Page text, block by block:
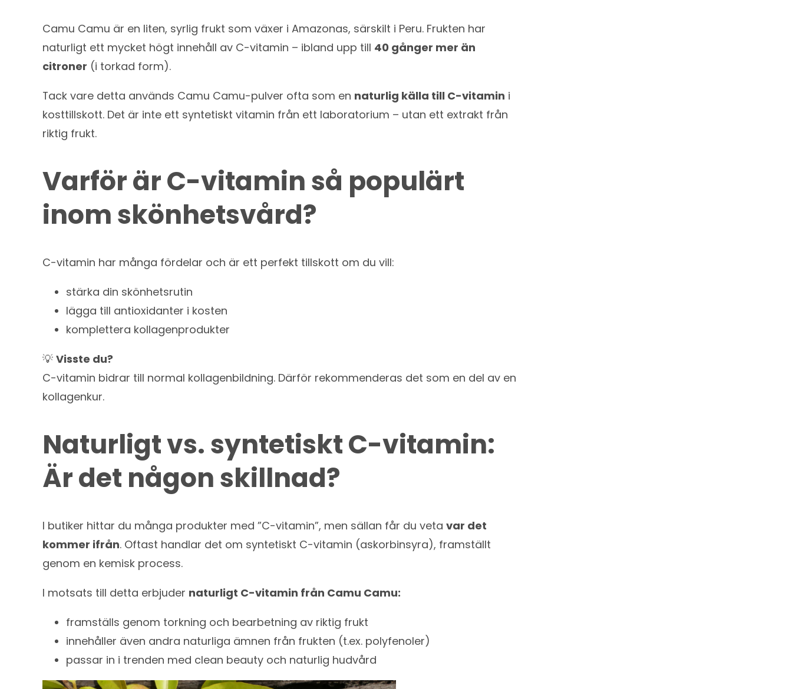
Camu Camu är en liten, syrlig frukt som växer i Amazonas, särskilt i Peru. Frukten har
naturligt ett mycket högt innehåll av C-vitamin – ibland upp till 40 gånger mer än
citroner (i torkad form).
Tack vare detta används Camu Camu-pulver ofta som en naturlig källa till C-vitamin i
kosttillskott. Det är inte ett syntetiskt vitamin från ett laboratorium – utan ett extrakt från
riktig frukt.
Varför är C-vitamin så populärt
inom skönhetsvård?
C-vitamin har många fördelar och är ett perfekt tillskott om du vill:
stärka din skönhetsrutin
lägga till antioxidanter i kosten
komplettera kollagenprodukter
💡Visste du?
C-vitamin bidrar till normal kollagenbildning. Därför rekommenderas det som en del av en
kollagenkur.
Naturligt vs. syntetiskt C-vitamin:
Är det någon skillnad?
I butiker hittar du många produkter med ”C-vitamin”, men sällan får du vetavar det
kommer ifrån. Oftast handlar det om syntetiskt C-vitamin (askorbinsyra), framställt
genom en kemisk process.
I motsats till detta erbjuder naturligt C-vitamin från Camu Camu:
framställs genom torkning och bearbetning av riktig frukt
innehåller även andra naturliga ämnen från frukten (t.ex. polyfenoler)
passar in i trenden med clean beauty och naturlig hudvård